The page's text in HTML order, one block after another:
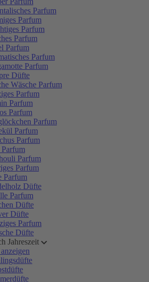
Parfum
Parfum
Parfum
Parfum
Parfum
Parfum
Parfum
Düfte
Wäsche Parfum
Parfum
Parfum
Parfum
Parfum
Parfum
Parfum
Parfum
Parfum
Parfum
Düfte
Parfum
Düfte
Düfte
Parfum
Düfte
Jahreszeit